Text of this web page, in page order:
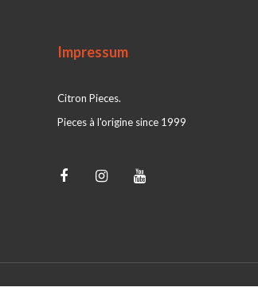
Impressum
Citron Pieces.
Pieces à l'origine since 1999